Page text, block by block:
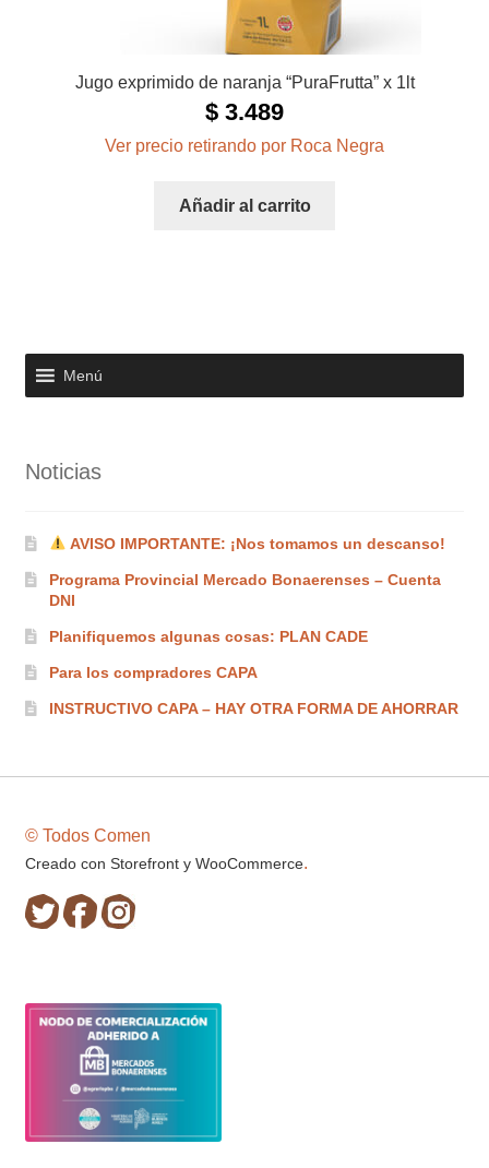
Jugo exprimido de naranja “PuraFrutta” x 1lt
$ 3.489
Ver precio retirando por Roca Negra
Añadir al carrito
Menú
Noticias
AVISO IMPORTANTE: ¡Nos tomamos un descanso!
Programa Provincial Mercado Bonaerenses – Cuenta
DNI
Planifiquemos algunas cosas: PLAN CADE
Para los compradores CAPA
INSTRUCTIVO CAPA – HAY OTRA FORMA DE AHORRAR
© Todos Comen
Creado con Storefront y WooCommerce.